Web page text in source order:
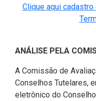
Clique aqui
ANÁLISE PELA
A Comissão de
Conselhos Tutelares,
eletrônico do